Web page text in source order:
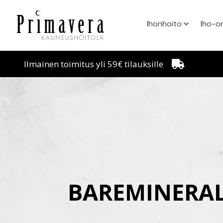
Ihonhoito Iho-
Ilmainen toimitus yli 59€ tilauksille